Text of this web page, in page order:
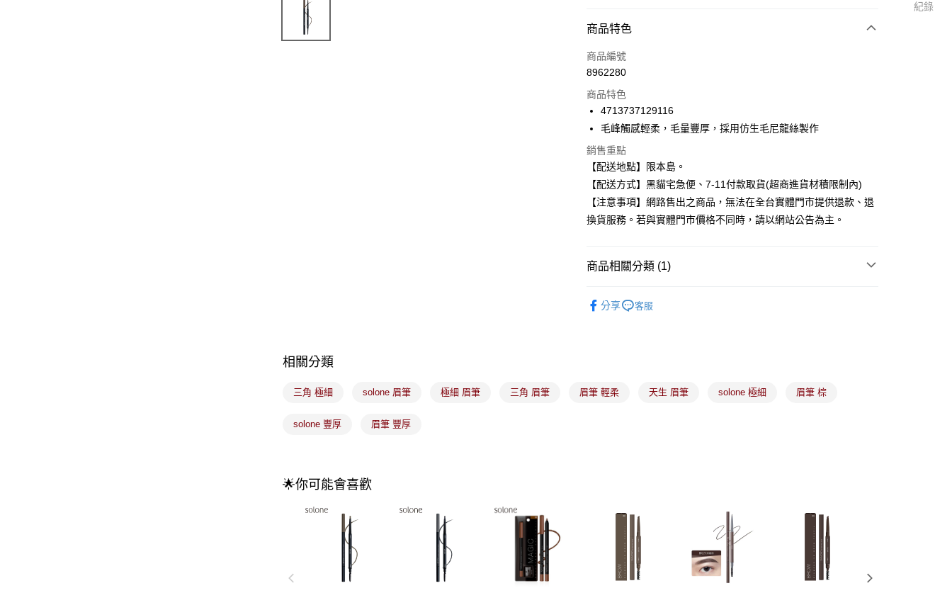
付款方式
信用卡一次付款
合作金庫商業銀行
第一商業銀行
上海商業儲蓄銀行
國泰世華商業銀行
臺灣中小企業銀行
台中商業銀行
匯豐（台灣）商業銀行
華泰商業銀行
聯邦商業銀行
遠東國際商業銀行
台新國際商業銀行
台灣樂天信用卡公司
超商取貨付款
LINE Pay
Apple Pay
街口支付
Google Pay
大哥付你分期
完成交易。
帳／街口支付／iPASS MONEY」等通路繳費。
【注意事項】
1.本服務係由「台灣大哥大股份有限公司」（以下簡稱本公司）所提供，讓
用戶於交易時，得透過本服務購買商品或服務，並由商店將買賣／分期付
款買賣價金債權讓與本公司後，依約使用本公司帳單繳交帳款。
2.基於同意付款使用「大哥付你分期」之契約關係目的，商店將以您的個人
運送方式
7-11取貨付款
每筆NT$100，滿NT$899(含以上)免運費
付款後7-11取貨
每筆NT$100，滿NT$899(含以上)免運費
商品特色
商品編號
8962280
商品特色
4713737129116
毛峰觸感輕柔，毛量豐厚，採用仿生毛尼龍絲製作
銷售重點
【配送地點】限本島。
【配送方式】黑貓宅急便、7-11付款取貨(超商進貨材積限制內)
【注意事項】網路售出之商品，無法在全台實體門市提供退款、退
換貨服務。若與實體門市價格不同時，請以網站公告為主。
商品相關分類 (1)
分享
客服
相關分類
三角 極細 solone 眉筆 極細 眉筆 三角 眉筆 眉筆 輕柔 天生 眉筆 solone 極細 眉筆 棕
solone 豐厚 眉筆 豐厚
🌟你可能會喜歡
紀錄